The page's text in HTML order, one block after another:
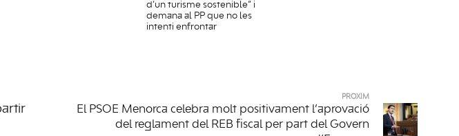
d’un turisme sostenible” i
demana al PP que no les
intenti enfrontar
PRÒXIM
El PSOE Menorca celebra molt positivament l’aprovació
del reglament del REB fiscal per part del Govern